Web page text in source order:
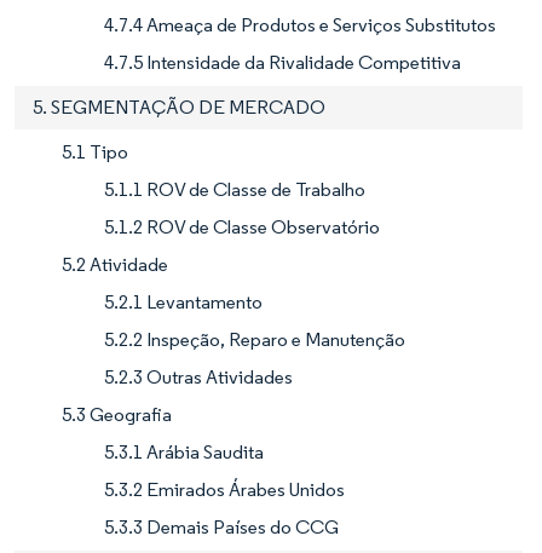
4.7.4 Ameaça de Produtos e Serviços Substitutos
4.7.5 Intensidade da Rivalidade Competitiva
5. SEGMENTAÇÃO DE MERCADO
5.1 Tipo
5.1.1 ROV de Classe de Trabalho
5.1.2 ROV de Classe Observatório
5.2 Atividade
5.2.1 Levantamento
5.2.2 Inspeção, Reparo e Manutenção
5.2.3 Outras Atividades
5.3 Geografia
5.3.1 Arábia Saudita
5.3.2 Emirados Árabes Unidos
5.3.3 Demais Países do CCG